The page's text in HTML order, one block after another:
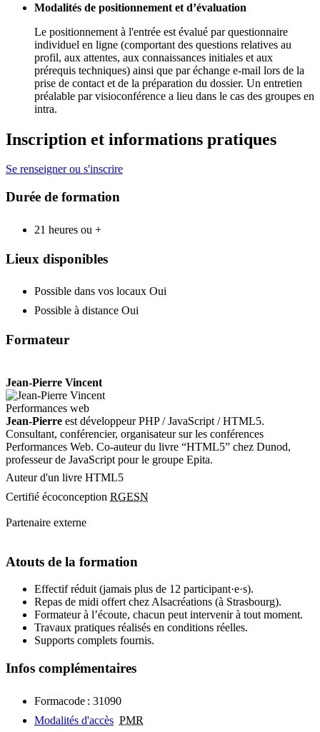
Modalités de positionnement et d’évaluation
Le positionnement à l'entrée est évalué par questionnaire
individuel en ligne (comportant des questions relatives au
profil, aux attentes, aux connaissances initiales et aux
prérequis techniques) ainsi que par échange e-mail lors de la
prise de contact et de la préparation du dossier. Un entretien
préalable par visioconférence a lieu dans le cas des groupes en
intra.
Inscription et informations pratiques
Se renseigner ou s'inscrire
Durée de formation
21 heures ou +
Lieux disponibles
Possible dans vos locaux Oui
Possible à distance Oui
Formateur
Jean-Pierre Vincent
Performances web
Jean-Pierre est développeur PHP / JavaScript / HTML5.
Consultant, conférencier, organisateur sur les conférences
Performances Web. Co-auteur du livre “HTML5” chez Dunod,
professeur de JavaScript pour le groupe Epita.
Auteur d'un livre HTML5
Certifié écoconception RGESN
Partenaire externe
Atouts de la formation
Effectif réduit (jamais plus de 12 participant·e·s).
Repas de midi offert chez Alsacréations (à Strasbourg).
Formateur à l’écoute, chacun peut intervenir à tout moment.
Travaux pratiques réalisés en conditions réelles.
Supports complets fournis.
Infos complémentaires
Formacode : 31090
Modalités d'accès PMR